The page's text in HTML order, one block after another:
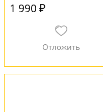
1 990 ₽